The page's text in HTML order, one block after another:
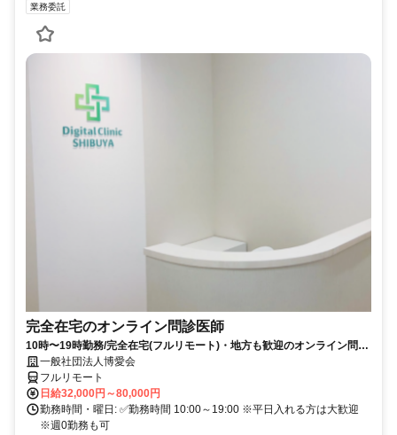
業務委託
完全在宅のオンライン問診医師
10時〜19時勤務/完全在宅(フルリモート)・地方も歓迎のオンライン問診
業務一般社団法人博愛会
フルリモート
日給32,000円～80,000円
勤務時間・曜日: ✅勤務時間 10:00～19:00 ※平日入れる方は大歓迎
※週0勤務も可